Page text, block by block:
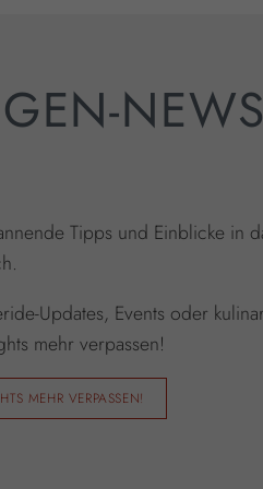
NEWS
Tipps und Einblicke in
Updates, Events oder
mehr verpassen!
MEHR VERPASSEN!